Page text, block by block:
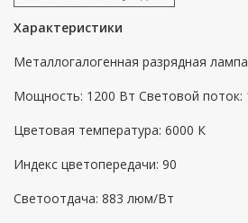
Характеристики
Металлогалогенная разрядная
Мощность: 1200 Вт Световой поток:
Цветовая температура: 6000 К
Индекс цветопередачи: 90
Светоотдача: 883 люм/Вт